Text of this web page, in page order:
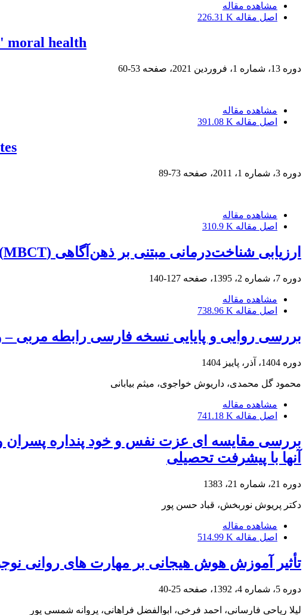
مشاهده مقاله
اصل مقاله 226.31 K
moral health
دوره 13، شماره 1، فروردین 2021، صفحه 53-60
مشاهده مقاله
اصل مقاله 391.08 K
دوره 3، شماره 1، 2011، صفحه 73-89
مشاهده مقاله
اصل مقاله 310.9 K
ارزیابی شناخت‌درمانی مبتنی بر ذهن‌آگاهی (MBCT) بر تصویر بدنی در ورزشکاران بدنساز مرد
دوره 7، شماره 2، 1395، صفحه 127-140
مشاهده مقاله
اصل مقاله 738.96 K
بررسی روایی و پایایی نسخه فارسی رابطه مربی –
دوره 1404، آذر، پاییز 1404
محمود گل محمدی، داریوش خواجوی، میثم بیابانی
مشاهده مقاله
اصل مقاله 741.18 K
بررسی مقایسه ای عزت نفس و خود پنداره پسران
آنها با پیشرفت تحصیلی
دوره 21، شماره 21، 1383
دکتر پریوش نوربخش، قباد حسن پور
مشاهده مقاله
اصل مقاله 514.99 K
تأثیر آموزش هوش هیجانی بر مهارت های روانی
دوره 5، شماره 4، 1392، صفحه 25-40
لیلا ریاحی فارسانی، احمد فرخی، ابوالفضل فراهانی، پروانه شمسی پور